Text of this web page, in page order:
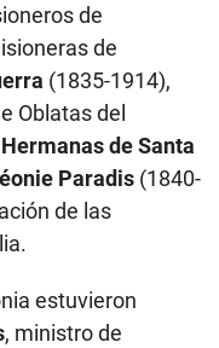
de
de
(1835-1914),
Oblatas del
Hermanas de Santa
Paradis (1840-
de las
estuvieron
, ministro de